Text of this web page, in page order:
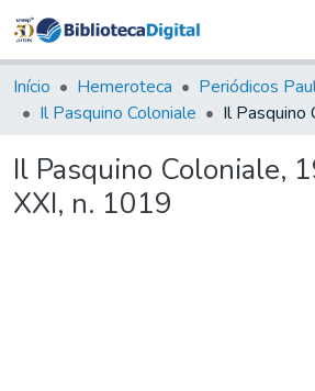
&
Coleções
Tudo na
Digital
Início Hemeroteca
Periódicos
Il Pasquino Coloniale
Il Pasquino Coloniale,
XXI, n. 1019